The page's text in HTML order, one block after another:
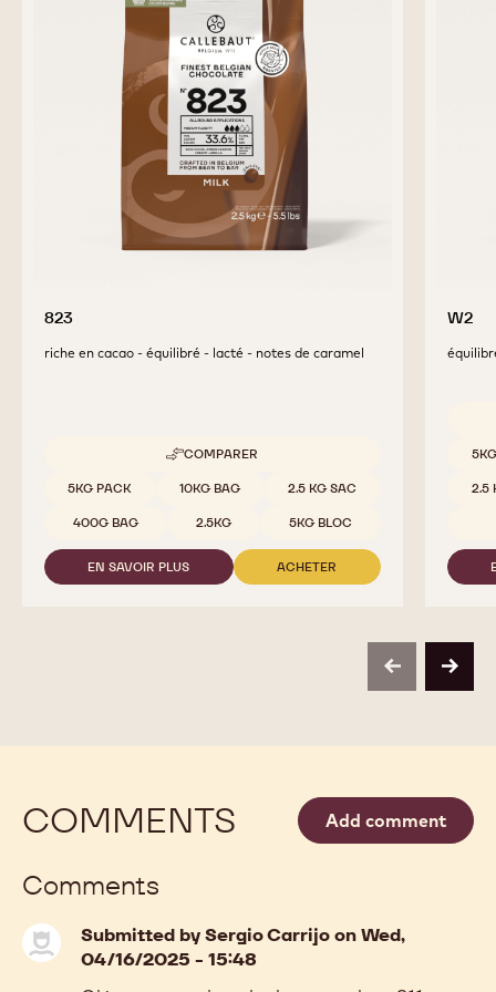
823
riche en cacao - équilibré - lacté - notes de caramel
COMPARER
-
Tailles disponibles
5KG PACK 10KG BAG 2.5 KG SAC
400G BAG 2.5KG 5KG BLOC
EN SAVOIR PLUS
-
ACHETER
-
W2
2.5
previousnext
COMMENTS Add comment
Comments
Submitted bySergio Carrijoon Wed,
04/16/2025 - 15:48